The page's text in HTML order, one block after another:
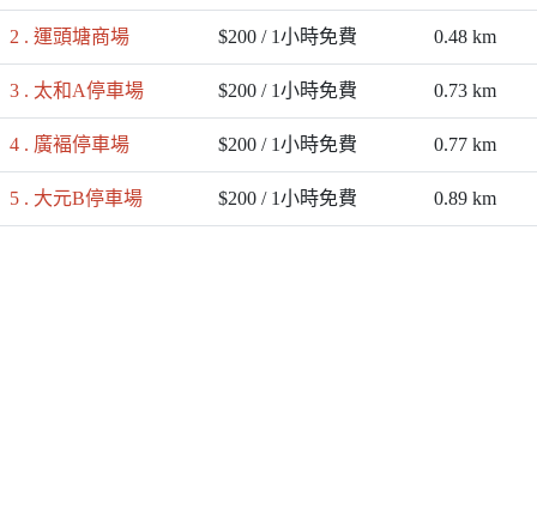
2 . 運頭塘商場 $200 / 1小時免費 0.48 km
3 . 太和A停車場 $200 / 1小時免費 0.73 km
4 . 廣褔停車場 $200 / 1小時免費 0.77 km
5 . 大元B停車場 $200 / 1小時免費 0.89 km